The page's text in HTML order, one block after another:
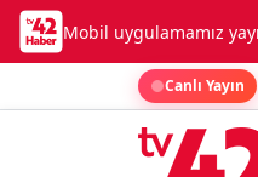
Mobil uygulamamız
Canlı Yayın